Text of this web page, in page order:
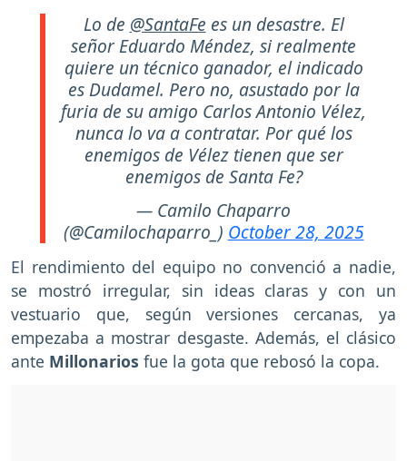
Lo de @SantaFe es un desastre. El
señor Eduardo Méndez, si realmente
quiere un técnico ganador, el indicado
es Dudamel. Pero no, asustado por la
furia de su amigo Carlos Antonio Vélez,
nunca lo va a contratar. Por qué los
enemigos de Vélez tienen que ser
enemigos de Santa Fe?
— Camilo Chaparro
(@Camilochaparro_) October 28, 2025
El rendimiento del equipo no convenció a nadie,
se mostró irregular, sin ideas claras y con un
vestuario que, según versiones cercanas, ya
empezaba a mostrar desgaste. Además, el clásico
ante Millonarios fue la gota que rebosó la copa.